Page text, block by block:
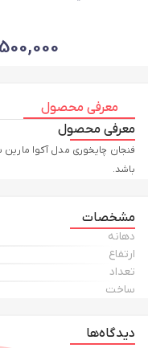
500,000
معرفی محصول
معرفی محصول
فنجان چایخوری مدل آکوا مارین
باشد.
مشخصات
دهانه
ارتفاع
تعداد
ساخت
دیدگاه‌ها